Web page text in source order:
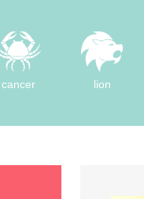
cancer lion